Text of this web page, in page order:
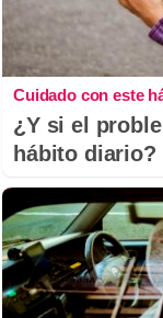
Cuidado con este
¿Y si el
hábito diario?